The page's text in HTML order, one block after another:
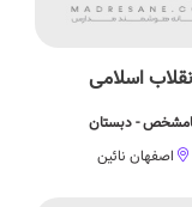
اسلامی
- دبستان
اصفهان نائین